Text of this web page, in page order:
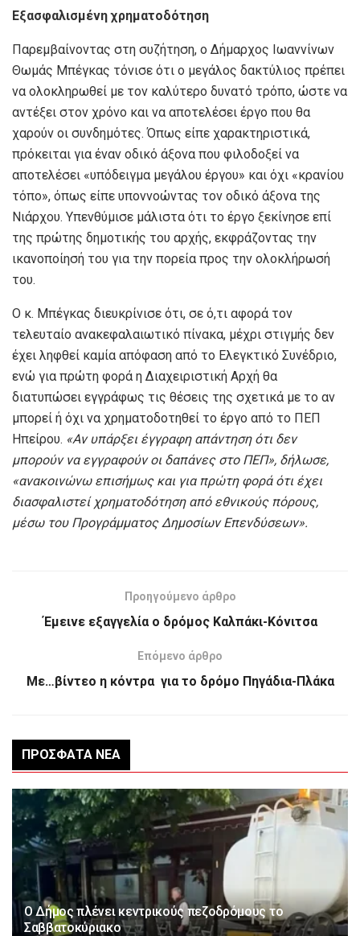
Εξασφαλισμένη χρηματοδότηση
Παρεμβαίνοντας στη συζήτηση, ο Δήμαρχος Ιωαννίνων
Θωμάς Μπέγκας τόνισε ότι ο μεγάλος δακτύλιος πρέπει
να ολοκληρωθεί με τον καλύτερο δυνατό τρόπο, ώστε να
αντέξει στον χρόνο και να αποτελέσει έργο που θα
χαρούν οι συνδημότες. Όπως είπε χαρακτηριστικά,
πρόκειται για έναν οδικό άξονα που φιλοδοξεί να
αποτελέσει «υπόδειγμα μεγάλου έργου» και όχι «κρανίου
τόπο», όπως είπε υποννοώντας τον οδικό άξονα της
Νιάρχου. Υπενθύμισε μάλιστα ότι το έργο ξεκίνησε επί
της πρώτης δημοτικής του αρχής, εκφράζοντας την
ικανοποίησή του για την πορεία προς την ολοκλήρωσή
του.
Ο κ. Μπέγκας διευκρίνισε ότι, σε ό,τι αφορά τον
τελευταίο ανακεφαλαιωτικό πίνακα, μέχρι στιγμής δεν
έχει ληφθεί καμία απόφαση από το Ελεγκτικό Συνέδριο,
ενώ για πρώτη φορά η Διαχειριστική Αρχή θα
διατυπώσει εγγράφως τις θέσεις της σχετικά με το αν
μπορεί ή όχι να χρηματοδοτηθεί το έργο από το ΠΕΠ
Ηπείρου. «Αν υπάρξει έγγραφη απάντηση ότι δεν
μπορούν να εγγραφούν οι δαπάνες στο ΠΕΠ», δήλωσε,
«ανακοινώνω επισήμως και για πρώτη φορά ότι έχει
διασφαλιστεί χρηματοδότηση από εθνικούς πόρους,
μέσω του Προγράμματος Δημοσίων Επενδύσεων».
Προηγούμενο άρθρο
Έμεινε εξαγγελία o δρόμος Καλπάκι-Κόνιτσα
Επόμενο άρθρο
Με…βίντεο η κόντρα για το δρόμο Πηγάδια-Πλάκα
ΠΡΌΣΦΑΤΑ ΝΈΑ
Ο Δήμος πλένει κεντρικούς πεζοδρόμους το
Σαββατοκύριακο